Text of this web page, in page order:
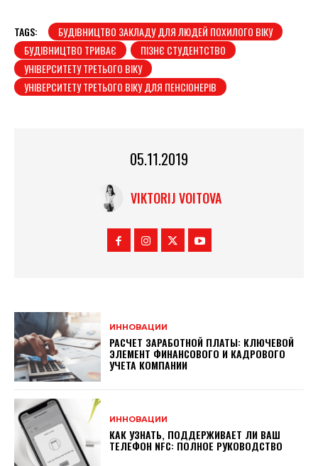
TAGS:
БУДІВНИЦТВО ЗАКЛАДУ ДЛЯ ЛЮДЕЙ ПОХИЛОГО ВІКУ
БУДІВНИЦТВО ТРИВАЄ
ПІЗНЄ СТУДЕНТСТВО
УНІВЕРСИТЕТУ ТРЕТЬОГО ВІКУ
УНІВЕРСИТЕТУ ТРЕТЬОГО ВІКУ ДЛЯ ПЕНСІОНЕРІВ
05.11.2019
VIKTORIJ VOITOVA
ИННОВАЦИИ
РАСЧЕТ ЗАРАБОТНОЙ ПЛАТЫ: КЛЮЧЕВОЙ
ЭЛЕМЕНТ ФИНАНСОВОГО И КАДРОВОГО
УЧЕТА КОМПАНИИ
ИННОВАЦИИ
КАК УЗНАТЬ, ПОДДЕРЖИВАЕТ ЛИ ВАШ
ТЕЛЕФОН NFC: ПОЛНОЕ РУКОВОДСТВО